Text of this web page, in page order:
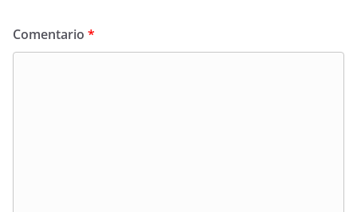
Comentario *